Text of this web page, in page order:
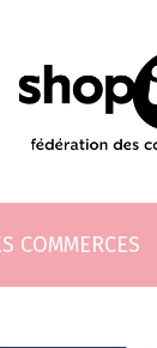
COMMERCES